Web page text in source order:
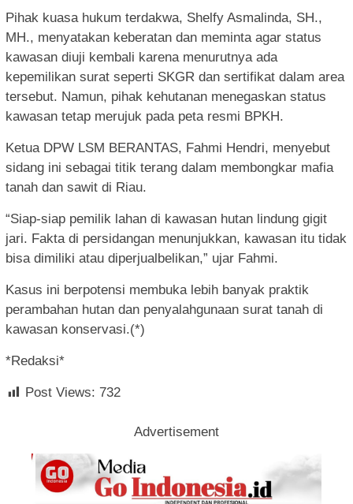
Pihak kuasa hukum terdakwa, Shelfy Asmalinda, SH.,
MH., menyatakan keberatan dan meminta agar status
kawasan diuji kembali karena menurutnya ada
kepemilikan surat seperti SKGR dan sertifikat dalam area
tersebut. Namun, pihak kehutanan menegaskan status
kawasan tetap merujuk pada peta resmi BPKH.
Ketua DPW LSM BERANTAS, Fahmi Hendri, menyebut
sidang ini sebagai titik terang dalam membongkar mafia
tanah dan sawit di Riau.
“Siap-siap pemilik lahan di kawasan hutan lindung gigit
jari. Fakta di persidangan menunjukkan, kawasan itu tidak
bisa dimiliki atau diperjualbelikan,” ujar Fahmi.
Kasus ini berpotensi membuka lebih banyak praktik
perambahan hutan dan penyalahgunaan surat tanah di
kawasan konservasi.(*)
*Redaksi*
Post Views: 732
Advertisement